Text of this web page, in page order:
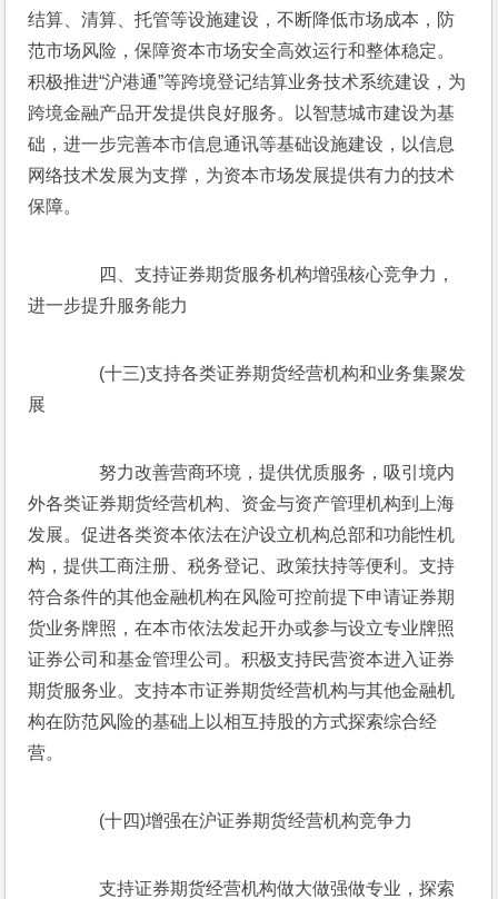
结算、清算、托管等设施建设，不断降低市场成本，防
范市场风险，保障资本市场安全高效运行和整体稳定。
积极推进“沪港通”等跨境登记结算业务技术系统建设，为
跨境金融产品开发提供良好服务。以智慧城市建设为基
础，进一步完善本市信息通讯等基础设施建设，以信息
网络技术发展为支撑，为资本市场发展提供有力的技术
保障。
四、支持证券期货服务机构增强核心竞争力，
进一步提升服务能力
(十三)支持各类证券期货经营机构和业务集聚发
展
努力改善营商环境，提供优质服务，吸引境内
外各类证券期货经营机构、资金与资产管理机构到上海
发展。促进各类资本依法在沪设立机构总部和功能性机
构，提供工商注册、税务登记、政策扶持等便利。支持
符合条件的其他金融机构在风险可控前提下申请证券期
货业务牌照，在本市依法发起开办或参与设立专业牌照
证券公司和基金管理公司。积极支持民营资本进入证券
期货服务业。支持本市证券期货经营机构与其他金融机
构在防范风险的基础上以相互持股的方式探索综合经
营。
(十四)增强在沪证券期货经营机构竞争力
支持证券期货经营机构做大做强做专业，探索